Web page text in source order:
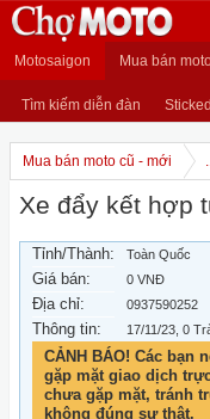
Motosaigon Mua bán
Tìm kiếm diễn đàn
Mua bán moto cũ - mới
Xe đẩy kết hợp
Tỉnh/Thành: Toàn Quốc
Giá bán: 0 VNĐ
Địa chỉ: 0937590252
Thông tin: 17/11/23 , 0
CẢNH BÁO! Các bạn
gặp mặt giao dịch
chưa gặp mặt, tránh
không đúng sự thật.